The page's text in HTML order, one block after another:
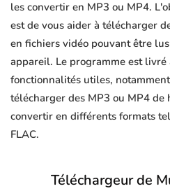
les convertir en MP3 ou MP4.
est de vous aider à télécharger
en fichiers vidéo pouvant être
appareil. Le programme est
fonctionnalités utiles,
télécharger des MP3 ou MP4
convertir en différents formats
FLAC.
Téléchargeur de